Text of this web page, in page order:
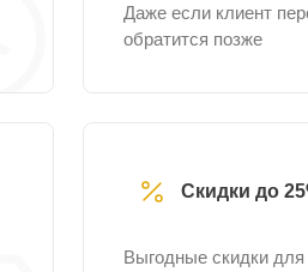
Даже если клиент
обратится позже
Скидки до
Выгодные скидки